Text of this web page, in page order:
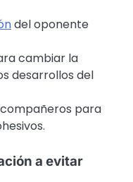
del oponente
cambiar la
desarrollos del
para
a evitar